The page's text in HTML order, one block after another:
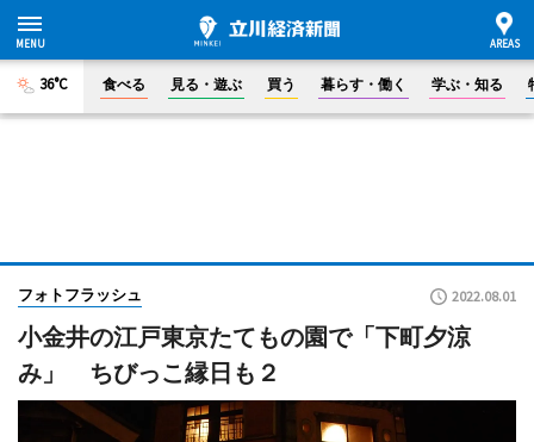
36°C 食べる 見る・遊ぶ 買う 暮らす・働く 学ぶ・知る
フォトフラッシュ 2022.08.01
小金井の江戸東京たてもの園で「下町夕涼
み」 ちびっこ縁日も２